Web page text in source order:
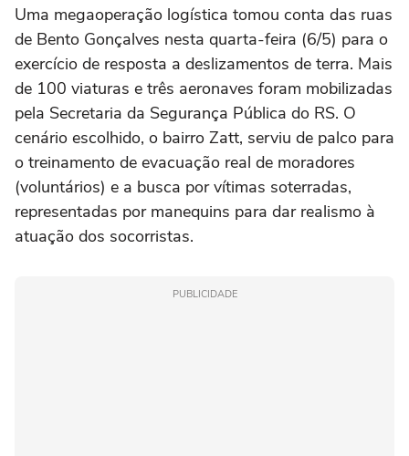
Uma megaoperação logística tomou conta das ruas
de Bento Gonçalves nesta quarta-feira (6/5) para o
exercício de resposta a deslizamentos de terra. Mais
de 100 viaturas e três aeronaves foram mobilizadas
pela Secretaria da Segurança Pública do RS. O
cenário escolhido, o bairro Zatt, serviu de palco para
o treinamento de evacuação real de moradores
(voluntários) e a busca por vítimas soterradas,
representadas por manequins para dar realismo à
atuação dos socorristas.
PUBLICIDADE